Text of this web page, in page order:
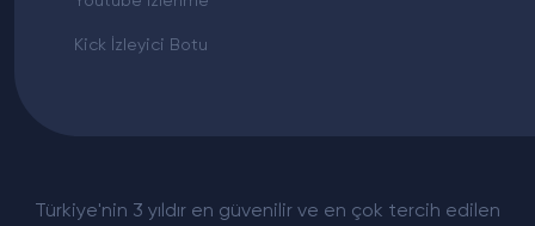
Türkiye'nin 3 yıldır en güvenilir ve en çok tercih edilen
Kick İzleyici Botu